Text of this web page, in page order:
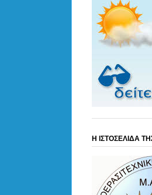
Η ΙΣΤΟΣΕΛΙΔΑ